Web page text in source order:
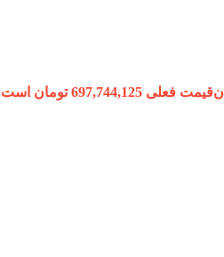
قیمت فعلی 697,744,125 تومان است.